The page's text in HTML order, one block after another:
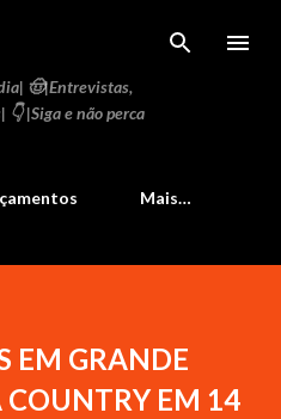
principal
🤠|Entrevistas,
|Siga e não perca
Mais…
EM GRANDE
EM 14